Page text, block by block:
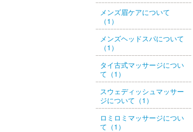
メンズ眉ケアについて
（1）
メンズヘッドスパについて
（1）
タイ古式マッサージについ
て（1）
スウェディッシュマッサー
ジについて（1）
ロミロミマッサージについ
て（1）